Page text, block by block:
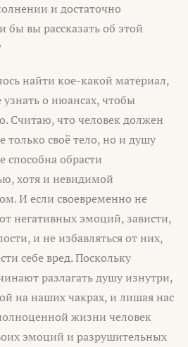
и достаточно
бы вы рассказать об этой
найти кое-какой материал,
о нюансах, чтобы
Считаю, что человек должен
только своё тело, но и душу
способна обрасти
хотя и невидимой
И если своевременно не
негативных эмоций, зависти,
и не избавляться от них,
себе вред. Поскольку
разлагать душу изнутри,
на наших чакрах, и лишая нас
жизни человек
эмоций и разрушительных